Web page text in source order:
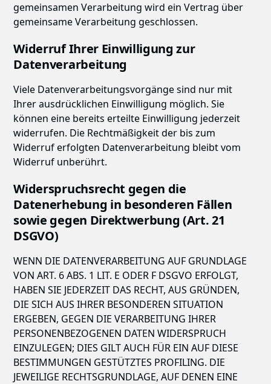
gemeinsamen Verarbeitung wird ein Vertrag über
gemeinsame Verarbeitung geschlossen.
Widerruf Ihrer Einwilligung zur
Datenverarbeitung
Viele Datenverarbeitungsvorgänge sind nur mit
Ihrer ausdrücklichen Einwilligung möglich. Sie
können eine bereits erteilte Einwilligung jederzeit
widerrufen. Die Rechtmäßigkeit der bis zum
Widerruf erfolgten Datenverarbeitung bleibt vom
Widerruf unberührt.
Widerspruchsrecht gegen die
Datenerhebung in besonderen Fällen
sowie gegen Direktwerbung (Art. 21
DSGVO)
WENN DIE DATENVERARBEITUNG AUF GRUNDLAGE
VON ART. 6 ABS. 1 LIT. E ODER F DSGVO ERFOLGT,
HABEN SIE JEDERZEIT DAS RECHT, AUS GRÜNDEN,
DIE SICH AUS IHRER BESONDEREN SITUATION
ERGEBEN, GEGEN DIE VERARBEITUNG IHRER
PERSONENBEZOGENEN DATEN WIDERSPRUCH
EINZULEGEN; DIES GILT AUCH FÜR EIN AUF DIESE
BESTIMMUNGEN GESTÜTZTES PROFILING. DIE
JEWEILIGE RECHTSGRUNDLAGE, AUF DENEN EINE